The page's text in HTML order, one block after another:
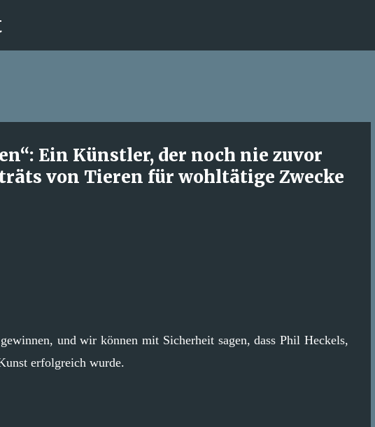
Ein Künstler, der noch nie zuvor
von Tieren für wohltätige Zwecke
und wir können mit Sicherheit sagen, dass Phil Heckels,
erfolgreich wurde.